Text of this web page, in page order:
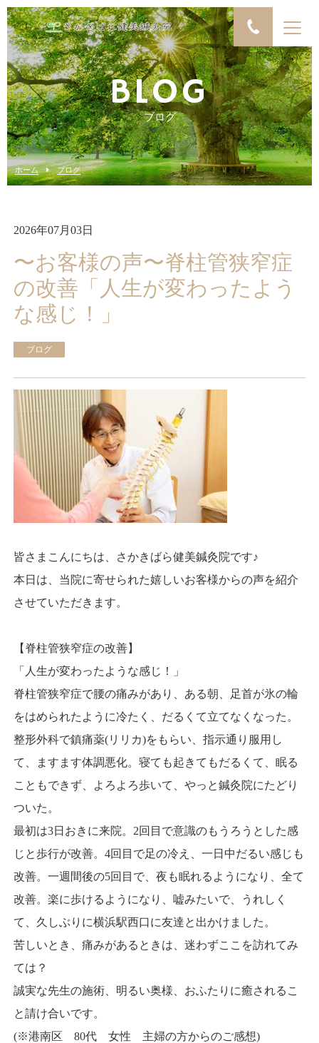
BLOG
ブログ
ホーム ブログ
2026年07月03日
〜お客様の声〜脊柱管狭窄症
の改善「人生が変わったよう
な感じ！」
ブログ
皆さまこんにちは、さかきばら健美鍼灸院です♪
本日は、当院に寄せられた嬉しいお客様からの声を紹介
させていただきます。
【脊柱管狭窄症の改善】
「人生が変わったような感じ！」
脊柱管狭窄症で腰の痛みがあり、ある朝、足首が氷の輪
をはめられたように冷たく、だるくて立てなくなった。
整形外科で鎮痛薬(リリカ)をもらい、指示通り服用し
て、ますます体調悪化。寝ても起きてもだるくて、眠る
こともできず、よろよろ歩いて、やっと鍼灸院にたどり
ついた。
最初は3日おきに来院。2回目で意識のもうろうとした感
じと歩行が改善。4回目で足の冷え、一日中だるい感じも
改善。一週間後の5回目で、夜も眠れるようになり、全て
改善。楽に歩けるようになり、嘘みたいで、うれしく
て、久しぶりに横浜駅西口に友達と出かけました。
苦しいとき、痛みがあるときは、迷わずここを訪れてみ
ては？
誠実な先生の施術、明るい奥様、おふたりに癒されるこ
と請け合いです。
(※港南区 80代 女性 主婦の方からのご感想)